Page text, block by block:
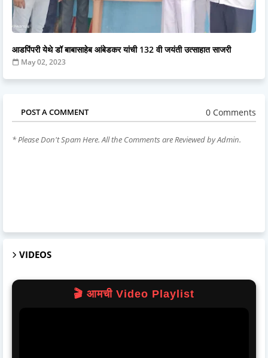
आडपिंपरी येथे डॉ बाबासाहेब आंबेडकर यांची 132 वी जयंती उत्साहात साजरी
May 02, 2023
POST A COMMENT 0 Comments
* Please Don't Spam Here. All the Comments are Reviewed by Admin.
VIDEOS
🎬 आमची Video Playlist